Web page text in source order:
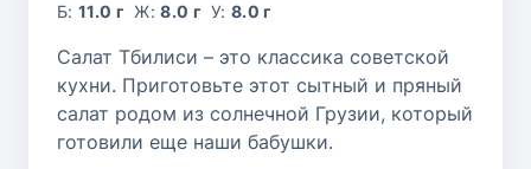
Б:11.0 г Ж:8.0 г У:8.0 г
Салат Тбилиси – это классика советской
кухни. Приготовьте этот сытный и пряный
салат родом из солнечной Грузии, который
готовили еще наши бабушки.